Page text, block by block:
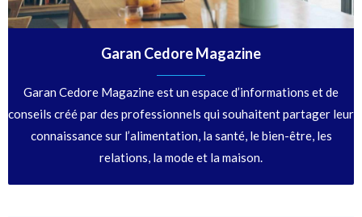
Garan Cedore Magazine
Garan Cedore Magazine est un espace d’informations et de
conseils créé par des professionnels qui souhaitent partager leur
connaissance sur l’alimentation, la santé, le bien-être, les
relations, la mode et la maison.